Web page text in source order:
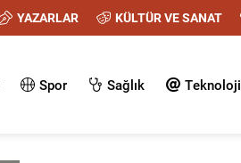
YAZARLAR KÜLTÜR VE SANAT
Spor Sağlık Teknoloji